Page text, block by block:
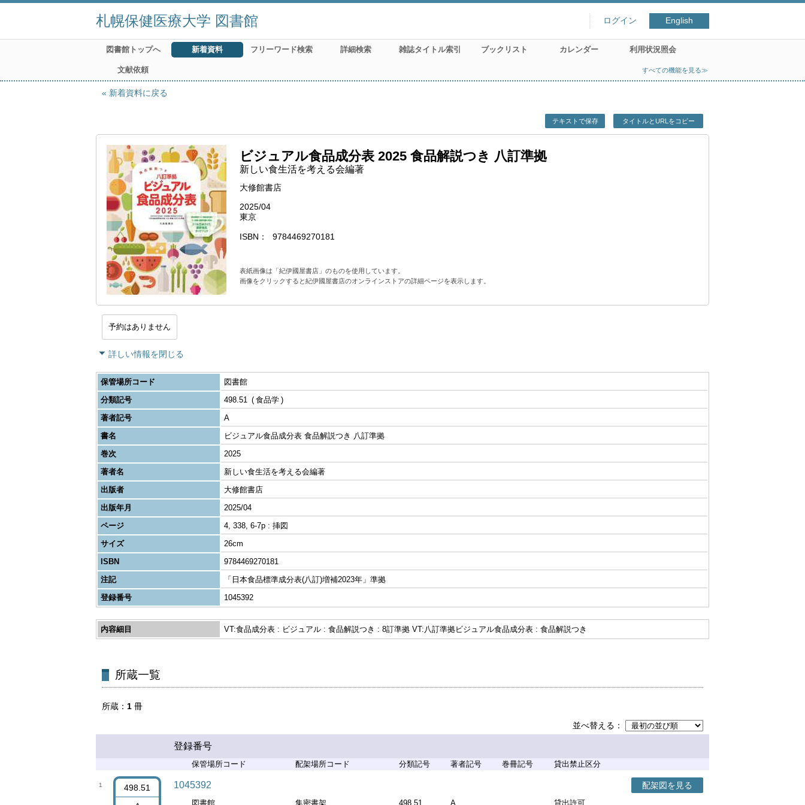
札幌保健医療大学 図書館 ログイン English
図書館トップへ 新着資料 フリーワード検索 詳細検索 雑誌タイトル索引 ブックリスト カレンダー 利用状況照会
文献依頼 すべての機能を見る≫
新着資料に戻る
テキストで保存 タイトルとURLをコピー
ビジュアル食品成分表 2025 食品解説つき 八訂準拠
新しい食生活を考える会編著
大修館書店
2025/04
東京
ISBN 9784469270181
表紙画像は「紀伊國屋書店」のものを使用しています。
画像をクリックすると紀伊國屋書店のオンラインストアの詳細ページを表示します。
予約はありません
詳しい情報を閉じる
保管場所コード
図書館
分類記号
498.51
食品学
著者記号
A
書名
ビジュアル食品成分表 食品解説つき 八訂準拠
巻次
2025
著者名
新しい食生活を考える会編著
出版者
大修館書店
出版年月
2025/04
ページ
4, 338, 6-7p : 挿図
サイズ
26cm
ISBN
9784469270181
注記
「日本食品標準成分表(八訂)増補2023年」準拠
登録番号
1045392
内容細目 VT:食品成分表 : ビジュアル : 食品解説つき : 8訂準拠 VT:八訂準拠ビジュアル食品成分表 : 食品解説つき
所蔵一覧
所蔵 1 冊
並べ替える
登録番号
保管場所コード 配架場所コード 分類記号 著者記号 巻冊記号 貸出禁止区分
1
498.51
1045392 配架図を見る
図書館 集密書架 498.51 A 貸出許可